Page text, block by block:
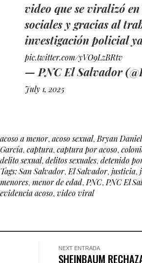
video que se viralizó en
sociales y gracias al
investigación policial
pic.twitter.com/yVO9LzBRtv
— PNC El Salvador
July 1, 2025
acoso a menor, acoso sexual,Bryan
García, captura, captura por acoso,
delito sexual, delitos sexuales, detenido
Tags: San Salvador,El Salvador, justicia,
menores, menor de edad,PNC,PNC El
evidencia acoso, video viral
NEXT ENTRADA
SHEINBAUM